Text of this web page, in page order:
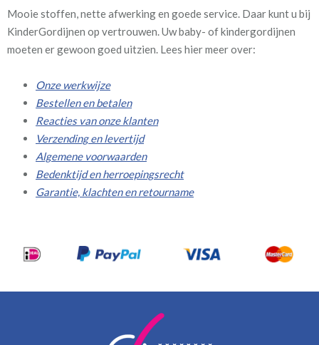
Mooie stoffen, nette afwerking en goede service. Daar kunt u bij
KinderGordijnen op vertrouwen. Uw baby- of kindergordijnen
moeten er gewoon goed uitzien. Lees hier meer over:
Onze werkwijze
Bestellen en betalen
Reacties van onze klanten
Verzending en levertijd
Algemene voorwaarden
Bedenktijd en herroepingsrecht
Garantie, klachten en retourname